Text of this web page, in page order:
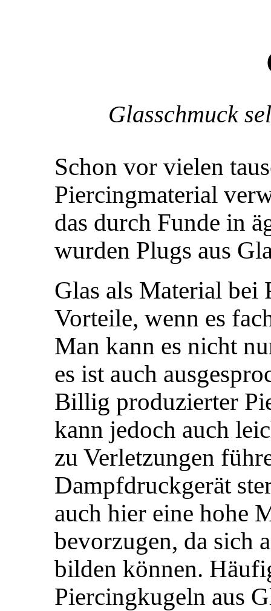
Glasschmuck
Schon vor vielen
Piercingmaterial
das durch Funde in
wurden Plugs aus
Glas als Material bei
Vorteile, wenn es
Man kann es nicht
es ist auch
Billig produzierter
kann jedoch auch
zu Verletzungen
Dampfdruckgerät
auch hier eine hohe
bevorzugen, da sich
bilden können.
Piercingkugeln aus